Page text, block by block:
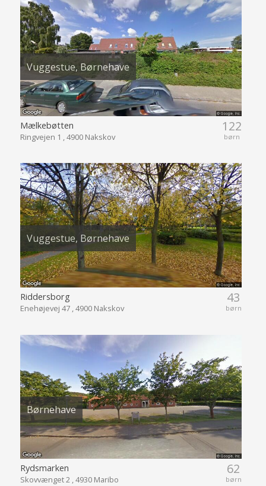
Vuggestue, Børnehave
122
børn
Mælkebøtten
Ringvejen 1 , 4900 Nakskov
Vuggestue, Børnehave
43
børn
Riddersborg
Enehøjevej 47 , 4900 Nakskov
Børnehave
62
børn
Rydsmarken
Skovvænget 2 , 4930 Maribo